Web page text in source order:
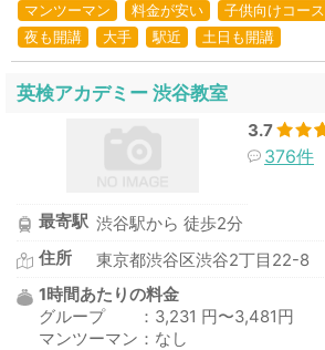
マンツーマン 料金が安い 子供向けコース
夜も開講
大手 駅近 土日も開講
英検アカデミー 渋谷教室
3.7
376件
最寄駅 渋谷駅から 徒歩2分
住所
東京都渋谷区渋谷2丁目22-8
1時間あたりの料金
グループ ：3,231 円〜3,481円
マンツーマン：なし